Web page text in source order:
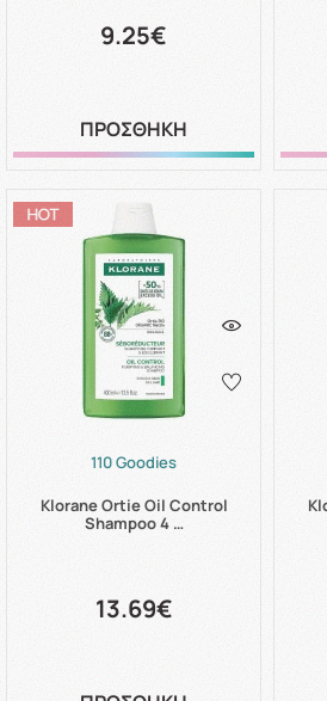
9.25€
ΠΡΟΣΘΗΚΗ
110 Goodies
Klorane Ortie Oil Control
Shampoo 4 …
13.69€